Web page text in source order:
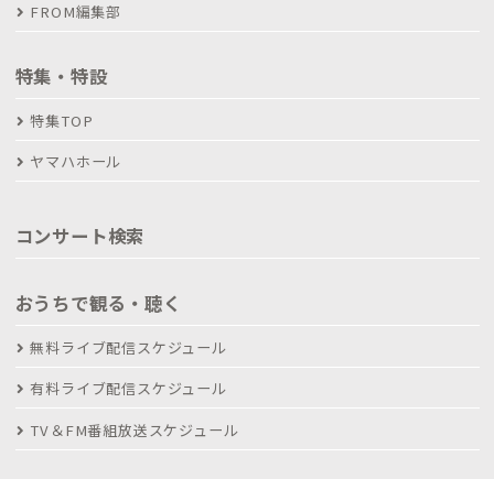
FROM編集部
特集・特設
特集TOP
ヤマハホール
コンサート検索
おうちで観る・聴く
無料ライブ配信スケジュール
有料ライブ配信スケジュール
TV＆FM番組放送スケジュール